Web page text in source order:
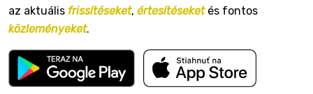
az aktuális frissítéseket, értesítéseketés fontos
közleményeket.